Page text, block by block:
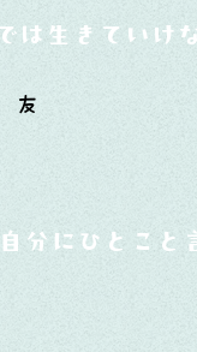
は生きていけ
分にひとこと